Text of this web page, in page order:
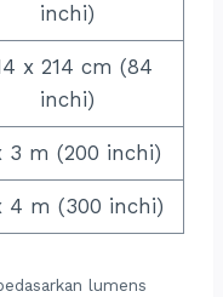
inchi)
x 214 cm (84
inchi)
3 m (200 inchi)
4 m (300 inchi)
lumens